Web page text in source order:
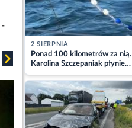
-
2 SIERPNIA
Ponad 100 kilometrów za nią.
Karolina Szczepaniak płynie
przez Bałtyk dla Piotra.
Aktualizacja